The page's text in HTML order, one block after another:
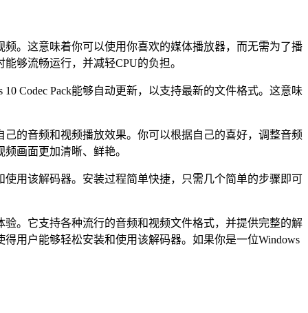
频。这意味着你可以使用你喜欢的媒体播放器，而无需为了播
够流畅运行，并减轻CPU的负担。
Codec Pack能够自动更新，以支持最新的文件格式。这意味
己的音频和视频播放效果。你可以根据自己的喜好，调整音频
画面更加清晰、鲜艳。
使用该解码器。安装过程简单快捷，只需几个简单的步骤即可
验。它支持各种流行的音频和视频文件格式，并提供完整的解
用户能够轻松安装和使用该解码器。如果你是一位Windows